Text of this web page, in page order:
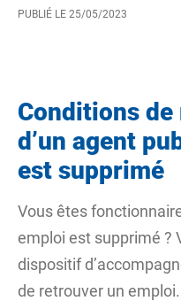
PUBLIÉ LE 25/05/2023
Conditions
d’un agent
est supprimé
Vous êtes
emploi est supprimé ?
dispositif
de retrouver un